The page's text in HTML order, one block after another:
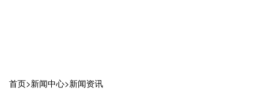
首页>新闻中心>新闻资讯